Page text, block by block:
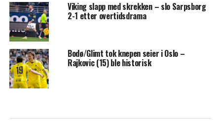
Viking slapp med skrekken – slo Sarpsborg
2-1 etter overtidsdrama
Bodø/Glimt tok knepen seier i Oslo –
Rajkovic (15) ble historisk